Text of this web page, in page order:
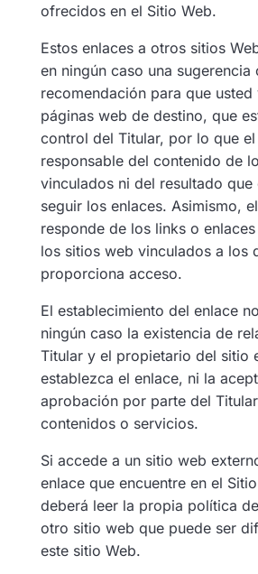
ofrecidos en el Sitio Web.
Estos enlaces a otros sitios
en ningún caso una sugerencia
recomendación para que usted
páginas web de destino, que
control del Titular, por lo que
responsable del contenido de
vinculados ni del resultado que
seguir los enlaces. Asimismo,
responde de los links o
los sitios web vinculados a los
proporciona acceso.
El establecimiento del enlace
ningún caso la existencia de
Titular y el propietario del sitio
establezca el enlace, ni la
aprobación por parte del
contenidos o servicios.
Si accede a un sitio web
enlace que encuentre en el
deberá leer la propia política
otro sitio web que puede ser
este sitio Web.